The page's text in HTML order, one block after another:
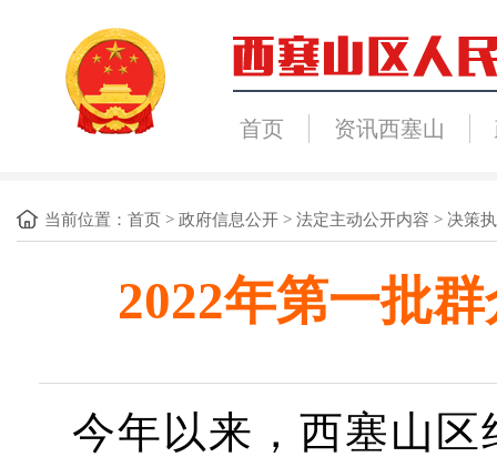
首页 资讯西塞山
当前位置： 首页 > 政府信息公开 > 法定主动公开内容 > 决策
2022年第一批
今年以来，西塞山